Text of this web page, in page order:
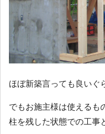
ほぼ新築言っても良いぐ
でもお施主様は使えるも
柱を残した状態での工事